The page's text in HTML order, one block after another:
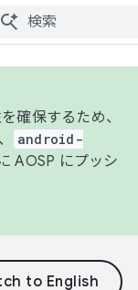
確保するため、
android-
AOSP にプッシ